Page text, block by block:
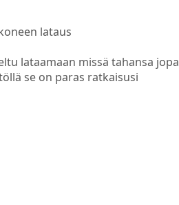
lataus
lataamaan missä tahansa jopa
se on paras ratkaisusi